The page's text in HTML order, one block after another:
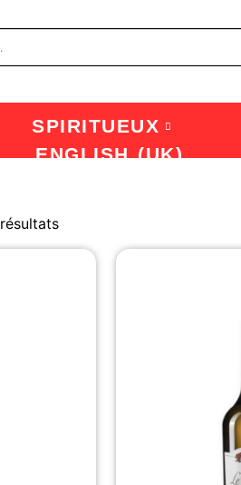
SPIRITUEUX
ENGLISH (UK)